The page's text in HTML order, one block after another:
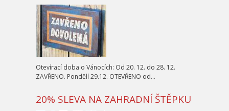
Otevírací doba o Vánocích: Od 20. 12. do 28. 12.
ZAVŘENO. Pondělí 29.12. OTEVŘENO od…
20% SLEVA NA ZAHRADNÍ ŠTĚPKU